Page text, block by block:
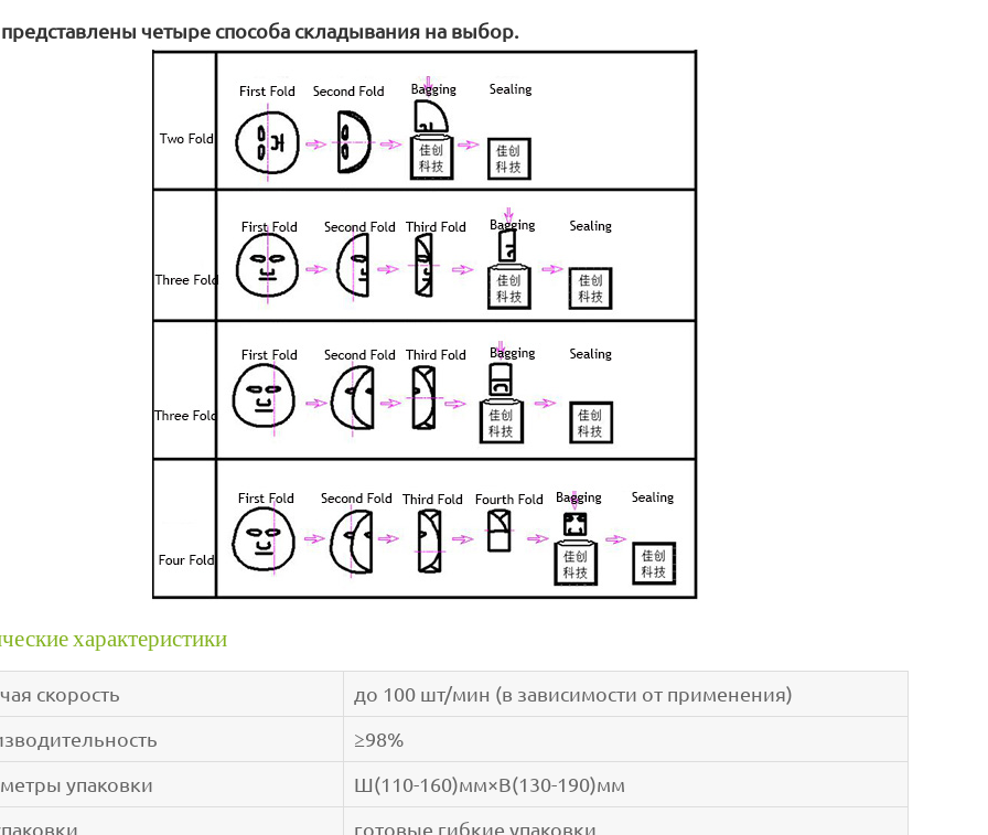
четыре способа складывания на выбор.
характеристики
скорость
до 100 шт/мин (в зависимости от применения)
≥98%
упаковки
Ш(110-160)мм×В(130-190)мм
готовые гибкие упаковки